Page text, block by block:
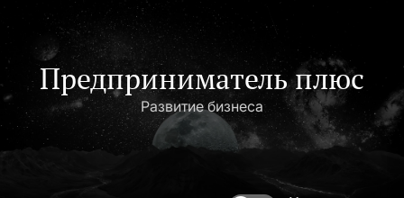
содержимому
Предприниматель плюс
Развитие бизнеса